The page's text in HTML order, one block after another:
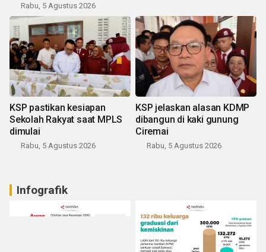
Rabu, 5 Agustus 2026
KSP pastikan kesiapan
Sekolah Rakyat saat MPLS
dimulai
Rabu, 5 Agustus 2026
KSP jelaskan alasan KDMP
dibangun di kaki gunung
Ciremai
Rabu, 5 Agustus 2026
Infografik